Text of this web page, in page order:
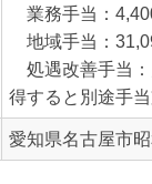
業務手当：
地域手当：
処遇改善手当
得すると別途手
愛知県名古屋市